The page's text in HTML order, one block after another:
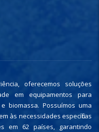
oferecemos soluções
em equipamentos para
biomassa. Possuímos uma
às necessidades específicas
em 62 países, garantindo